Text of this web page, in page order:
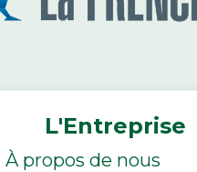
L'Entreprise
À propos de nous